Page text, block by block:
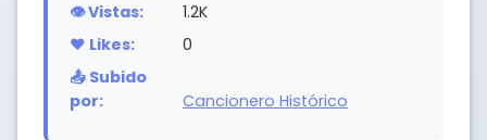
👁️ Vistas:
1.2K
❤️ Likes:
0
📤 Subido
por:
Cancionero Histórico